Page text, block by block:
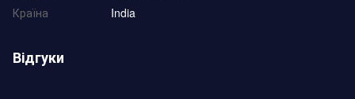
Країна
India
Відгуки